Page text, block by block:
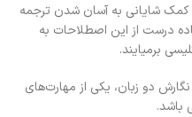
کمک شایانی به آسان شدن ترجمه
درست از این اصطلاحات به
برمیایند.
دو زبان، یکی از مهارت‌های
باشد.